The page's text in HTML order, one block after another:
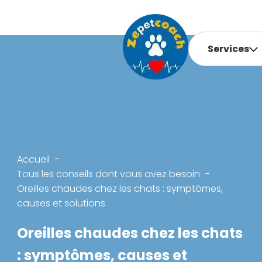
Services
Accueil
Tous les conseils dont vous avez besoin
Oreilles chaudes chez les chats : symptômes,
causes et solutions
Oreilles chaudes chez les chats
: symptômes, causes et